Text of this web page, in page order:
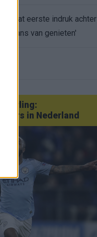
laat eerste indruk achter
fans van genieten'
Sterling:
in Nederland